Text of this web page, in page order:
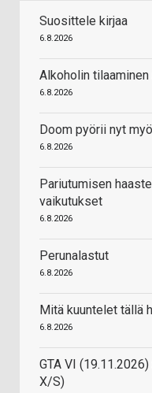
Suosittele kirjaa
6.8.2026
Alkoholin
6.8.2026
Doom pyörii nyt
6.8.2026
Pariutumisen
vaikutukset
6.8.2026
Perunalastut
6.8.2026
Mitä kuuntelet tällä
6.8.2026
GTA VI
X/S)